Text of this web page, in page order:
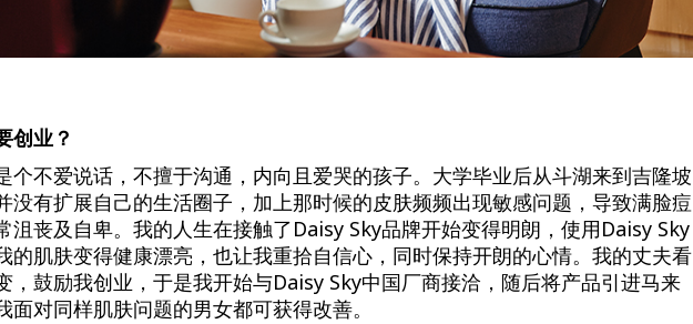
创业？
个不爱说话，不擅于沟通，内向且爱哭的孩子。大学毕业后从斗湖来到吉隆坡
没有扩展自己的生活圈子，加上那时候的皮肤频频出现敏感问题，导致满脸痘
沮丧及自卑。我的人生在接触了Daisy Sky品牌开始变得明朗，使用Daisy Sky
的肌肤变得健康漂亮，也让我重拾自信心，同时保持开朗的心情。我的丈夫看
，鼓励我创业，于是我开始与Daisy Sky中国厂商接洽，随后将产品引进马来
面对同样肌肤问题的男女都可获得改善。